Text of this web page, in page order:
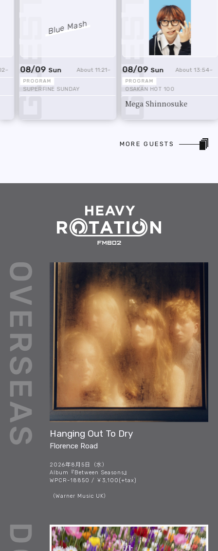
08/09 Sun 13:54
OSAKAN HOT 100
08/09 Sun 16:20
Chillin’ Sunday
上原ひろみ
MORE GUESTS
Hanging Out To Dry
Florence Road
2026年8月5日（水）
Album『Between Seasons』
WPCR-18850 / ￥3,100(+tax)
（Warner Music UK）